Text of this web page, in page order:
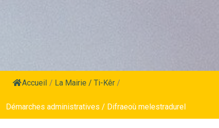
Accueil / La Mairie / Ti-Kêr /
Démarches administratives / Difraeoù melestradurel